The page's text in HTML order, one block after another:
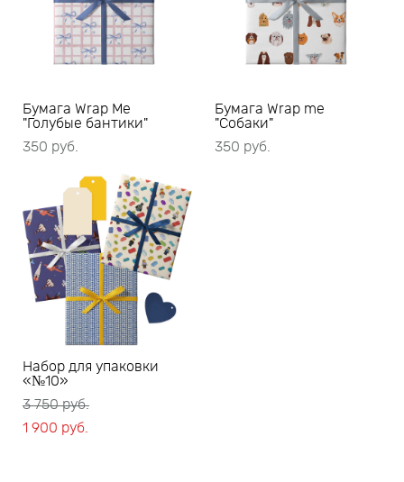
Бумага Wrap Me
"Голубые бантики"
350 pуб.
Бумага Wrap me
"Собаки"
350 pуб.
Набор для упаковки
«№10»
3 750 pуб.
1 900 pуб.